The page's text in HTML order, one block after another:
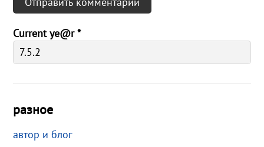
Current ye@r*
разное
автор и блог